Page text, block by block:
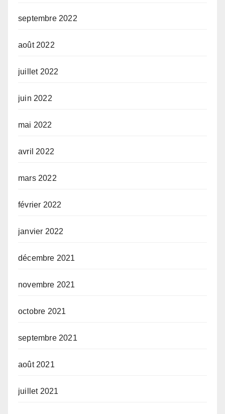
septembre 2022
août 2022
juillet 2022
juin 2022
mai 2022
avril 2022
mars 2022
février 2022
janvier 2022
décembre 2021
novembre 2021
octobre 2021
septembre 2021
août 2021
juillet 2021